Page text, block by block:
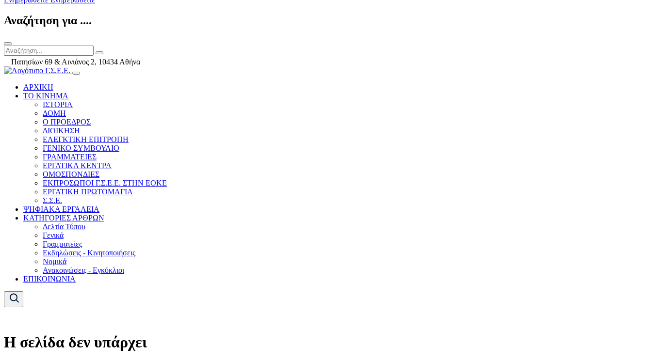
Αναζήτηση για ....
Πατησίων 69 & Αινιάνος 2, 10434 Αθήνα
ΑΡΧΙΚΗ
ΤΟ ΚΙΝΗΜΑ
ΙΣΤΟΡΙΑ
ΔΟΜΗ
Ο ΠΡΟΕΔΡΟΣ
ΔΙΟΙΚΗΣΗ
ΕΛΕΓΚΤΙΚΗ ΕΠΙΤΡΟΠΗ
ΓΕΝΙΚΟ ΣΥΜΒΟΥΛΙΟ
ΓΡΑΜΜΑΤΕΙΕΣ
ΕΡΓΑΤΙΚΑ ΚΕΝΤΡΑ
ΟΜΟΣΠΟΝΔΙΕΣ
ΕΚΠΡΟΣΩΠΟΙ Γ.Σ.Ε.Ε. ΣΤΗΝ ΕΟΚΕ
ΕΡΓΑΤΙΚΗ ΠΡΩΤΟΜΑΓΙΑ
Σ.Σ.Ε.
ΨΗΦΙΑΚΑ ΕΡΓΑΛΕΙΑ
ΚΑΤΗΓΟΡΙΕΣ ΑΡΘΡΩΝ
Δελτία Τύπου
Γενικά
Γραμματείες
Εκδηλώσεις - Κινητοποιήσεις
Νομικά
Ανακοινώσεις - Εγκύκλιοι
ΕΠΙΚΟΙΝΩΝΙΑ
Η σελίδα δεν υπάρχει